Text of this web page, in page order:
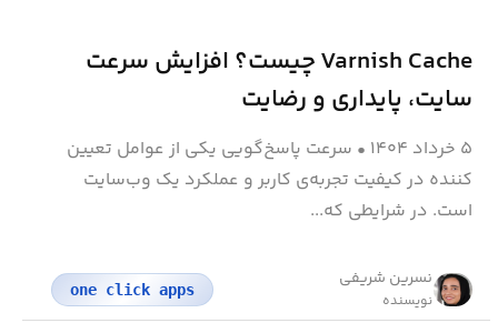
Varnish Cache چیست؟ افزایش سرعت
سایت، پایداری و رضایت
۵ خرداد ۱۴۰۴ • سرعت پاسخ‌گویی یکی از عوامل تعیین
کننده در کیفیت تجربه‌ی کاربر و عملکرد یک وب‌سایت
است. در شرایطی که...
نسرین شریفی
نویسنده
one click apps